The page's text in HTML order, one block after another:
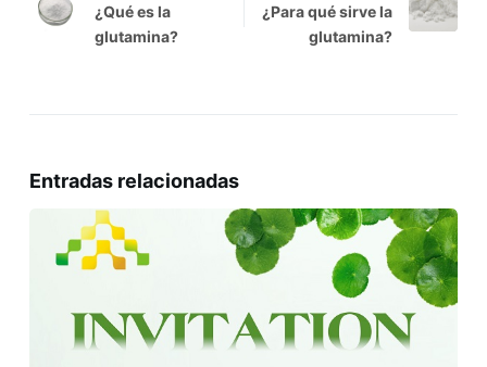
¿Qué es la
glutamina?
¿Para qué sirve la
glutamina?
Entradas relacionadas